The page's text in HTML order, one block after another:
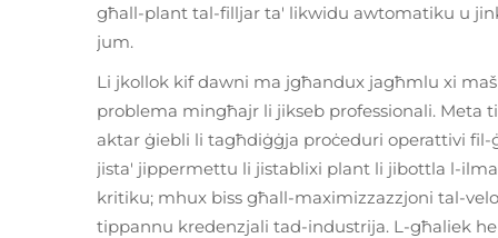
għall-plant tal-filljar ta' likwidu awtomatiku u
jum.
Li jkollok kif dawni ma jgħandux jagħmlu xi
problema mingħajr li jikseb professionali.
aktar ġiebli li tagħdiġġja proċeduri operattivi
jista' jippermettu li jistablixi plant li jibottla l-
kritiku; mhux biss għall-maximizzazzjoni tal-
tippannu kredenzjali tad-industrija. L-għaliek